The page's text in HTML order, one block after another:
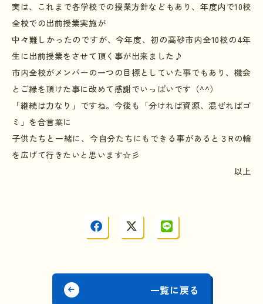
実は、これまで各学校での授業方針などもあり、年度内で10校
全校での出前授業実施が
中々難しかったのですが、今年度、初の高砂市内全10校の4年
生に出前授業をさせて頂く事が出来ました♪
市内全校がメンバーの一つの目標としていた事でもあり、機会
とご縁を頂けた事に改めて感謝でいっぱいです（^^）
「継続は力なり」ですね。今後も「分ければ資源、混ぜればゴ
ミ」を合言葉に
子供たちと一緒に、今自分たちにもできる事があると３Rの輪
を広げて行きたいと思います☆彡
以上
一覧に戻る